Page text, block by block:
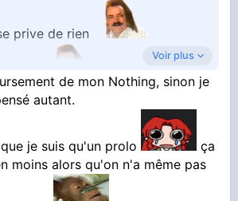
prive de rien
khey
Voir plus
de mon Nothing, sinon je
autant.
je suis qu'un prolo
ça
moins alors qu'on n'a même pas